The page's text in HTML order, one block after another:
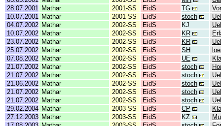
28.07.2001
Mathar 2001-SS EidS TG
10.07.2001
Mathar 2001-SS EidS stoch
04.07.2002 Mathar 2002-SS EidS KJ
10.07.2002 Mathar 2002-SS EidS KR
23.07.2002 Mathar 2002-SS EidS KR
25.07.2002 Mathar 2002-SS EidS SH
07.08.2002 Mathar 2002-SS EidS UE
21.07.2002 Mathar 2002-SS EidS stoch
21.07.2002 Mathar 2002-SS EidS stoch
21.06.2002 Mathar 2002-SS EidS stoch
21.07.2002 Mathar 2002-SS EidS stoch
21.07.2002 Mathar 2002-SS EidS stoch
29.02.2004 Mathar 2003-SS EidS CP
27.12.2003 Mathar 2003-SS EidS KZ